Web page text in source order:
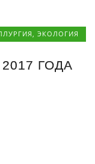
ЭКОЛОГИЯ
ГОДА